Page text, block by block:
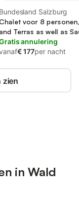
Bundesland Salzburg
Chalet voor 8
and Terras as well as
annulering
€ 177per nacht
zien
in Wald